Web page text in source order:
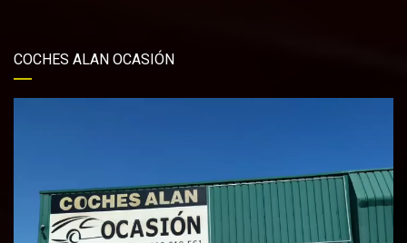
COCHES ALAN OCASIÓN